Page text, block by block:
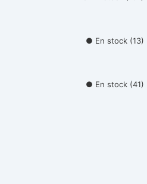
● En stock (13)
● En stock (41)